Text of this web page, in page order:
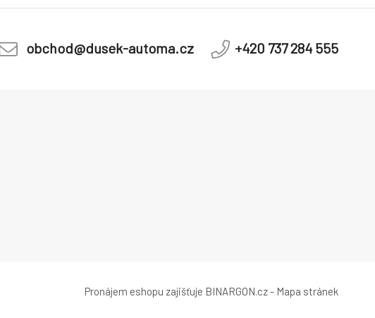
obchod@dusek-automa.cz +420 737 284 555
Pronájem eshopu zajišťuje BINARGON.cz- Mapa stránek